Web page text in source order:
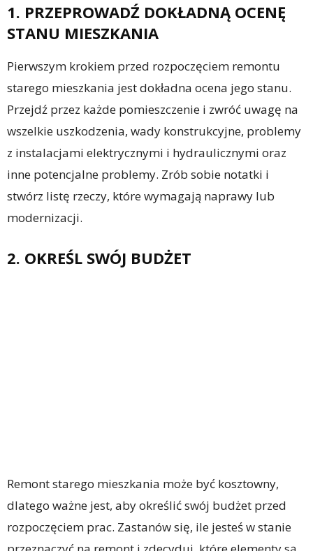
1. PRZEPROWADŹ DOKŁADNĄ OCENĘ
STANU MIESZKANIA
Pierwszym krokiem przed rozpoczęciem remontu
starego mieszkania jest dokładna ocena jego stanu.
Przejdź przez każde pomieszczenie i zwróć uwagę na
wszelkie uszkodzenia, wady konstrukcyjne, problemy
z instalacjami elektrycznymi i hydraulicznymi oraz
inne potencjalne problemy. Zrób sobie notatki i
stwórz listę rzeczy, które wymagają naprawy lub
modernizacji.
2. OKREŚL SWÓJ BUDŻET
Remont starego mieszkania może być kosztowny,
dlatego ważne jest, aby określić swój budżet przed
rozpoczęciem prac. Zastanów się, ile jesteś w stanie